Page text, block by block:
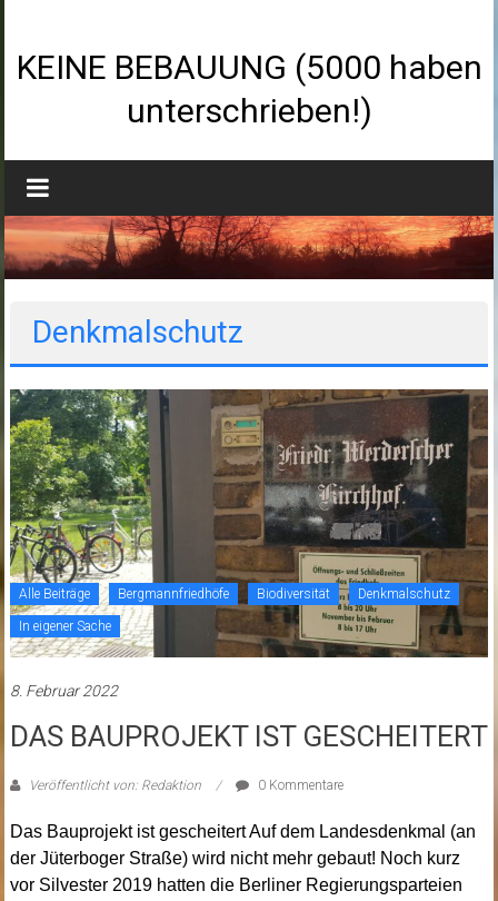
springen
KEINE BEBAUUNG (5000 haben
unterschrieben!)
Denkmalschutz
Alle Beiträge Bergmannfriedhöfe Biodiversität Denkmalschutz
In eigener Sache
8. Februar 2022
DAS BAUPROJEKT IST GESCHEITERT
Veröffentlicht von: Redaktion 0 Kommentare
Das Bauprojekt ist gescheitert Auf dem Landesdenkmal (an
der Jüterboger Straße) wird nicht mehr gebaut! Noch kurz
vor Silvester 2019 hatten die Berliner Regierungsparteien